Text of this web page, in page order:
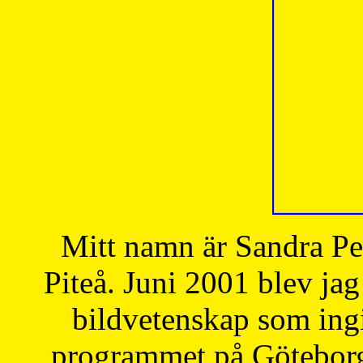
Mitt namn är Sandra
Piteå. Juni 2001 blev
bildvetenskap som
programmet på